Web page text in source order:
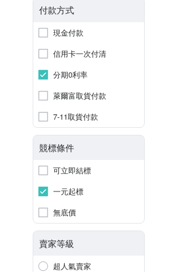
付款方式
現金付款
信用卡一次付清
分期0利率
萊爾富取貨付款
7-11取貨付款
競標條件
可立即結標
一元起標
無底價
賣家等級
超人氣賣家